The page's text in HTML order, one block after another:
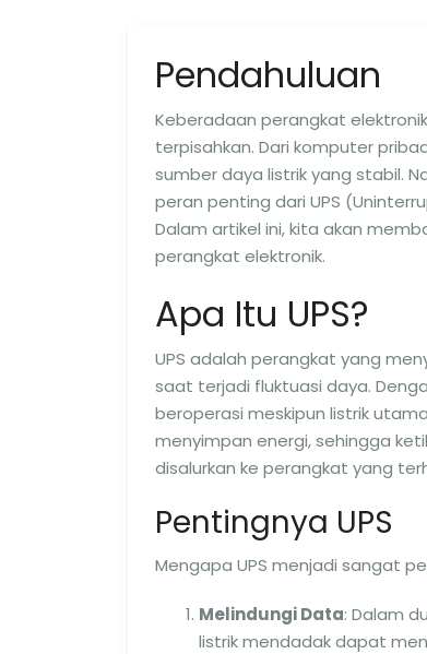
Pendahuluan
Keberadaan perangkat
terpisahkan. Dari komputer
sumber daya listrik yang stabil.
peran penting dari UPS
Dalam artikel ini, kita akan
perangkat elektronik.
Apa Itu UPS?
UPS adalah perangkat yang
saat terjadi fluktuasi daya.
beroperasi meskipun listrik
menyimpan energi, sehingga
disalurkan ke perangkat yang
Pentingnya UPS
Mengapa UPS menjadi sangat
Melindungi Data: Dalam
listrik mendadak dapat